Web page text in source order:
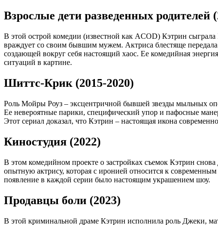
Взрослые дети разведенных родителей
В этой острой комедии (известной как ACOD) Кэтрин
враждует со своим бывшим мужем. Актриса блестяще
создающей вокруг себя настоящий хаос. Ее комедийная
ситуаций в картине.
Шиттс-Крик (2015-2020)
Роль Мойры Роуз – эксцентричной бывшей звезды мыльных
Ее невероятные парики, специфический упор и пафосные
Этот сериал доказал, что Кэтрин – настоящая икона
Киностудия (2022)
В этом комедийном проекте о застройках съемок Кэтрин
опытную актрису, которая с иронией относится к
появление в каждой серии было настоящим украшением шоу.
Продавцы боли (2023)
В этой криминальной драме Кэтрин исполнила роль Джеки,